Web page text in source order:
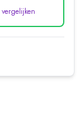
vergelijken